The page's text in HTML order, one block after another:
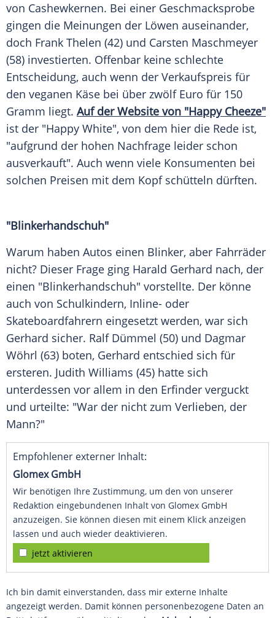
von Cashewkernen. Bei einer Geschmacksprobe
gingen die Meinungen der Löwen auseinander,
doch Frank Thelen (42) und Carsten Maschmeyer
(58) investierten. Offenbar keine schlechte
Entscheidung, auch wenn der Verkaufspreis für
den veganen Käse bei über zwölf Euro für 150
Gramm liegt. Auf der Website von "Happy Cheeze"
ist der "Happy White", von dem hier die Rede ist,
"aufgrund der hohen Nachfrage leider schon
ausverkauft". Auch wenn viele Konsumenten bei
solchen Preisen mit dem Kopf schütteln dürften.
"Blinkerhandschuh"
Warum haben Autos einen Blinker, aber Fahrräder
nicht? Dieser Frage ging Harald Gerhard nach, der
einen "Blinkerhandschuh" vorstellte. Der könne
auch von Schulkindern, Inline- oder
Skateboardfahrern eingesetzt werden, war sich
Gerhard sicher. Ralf Dümmel (50) und Dagmar
Wöhrl (63) boten, Gerhard entschied sich für
ersteren. Judith Williams (45) hatte sich
unterdessen vor allem in den Erfinder verguckt
und urteilte: "War der nicht zum Verlieben, der
Mann?"
Empfohlener externer Inhalt:
Glomex GmbH
Wir benötigen Ihre Zustimmung, um den von unserer
Redaktion eingebundenen Inhalt von Glomex GmbH
anzuzeigen. Sie können diesen mit einem Klick anzeigen
lassen und auch wieder deaktivieren.
jetzt aktivieren
Ich bin damit einverstanden, dass mir externe Inhalte
angezeigt werden. Damit können personenbezogene Daten an